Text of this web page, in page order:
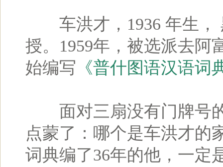
车洪才，1936 年生，
授。1959年，被选派去阿
始编写 《普什图语汉语词
面对三扇没有门牌号的
点蒙了：哪个是车洪才的
词典编了36年的他，一定